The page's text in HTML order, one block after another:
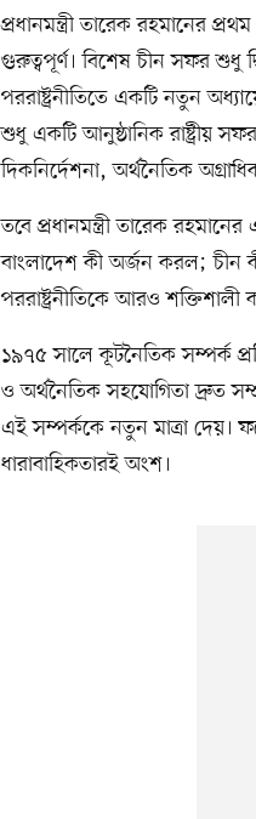
প্রধানমন্ত্রী তারেক রহমানের
গুরুত্বপূর্ণ। বিশেষ চীন সফর শুধু
পররাষ্ট্রনীতিতে একটি নতুন
শুধু একটি আনুষ্ঠানিক রাষ্ট্রীয়
দিকনির্দেশনা, অর্থনৈতিক
তবে প্রধানমন্ত্রী তারেক
বাংলাদেশ কী অর্জন করল; চীন
পররাষ্ট্রনীতিকে আরও
১৯৭৫ সালে কূটনৈতিক সম্পর্ক
ও অর্থনৈতিক সহযোগিতা দ্রুত
এই সম্পর্ককে নতুন মাত্রা দেয়।
ধারাবাহিকতারই অংশ।